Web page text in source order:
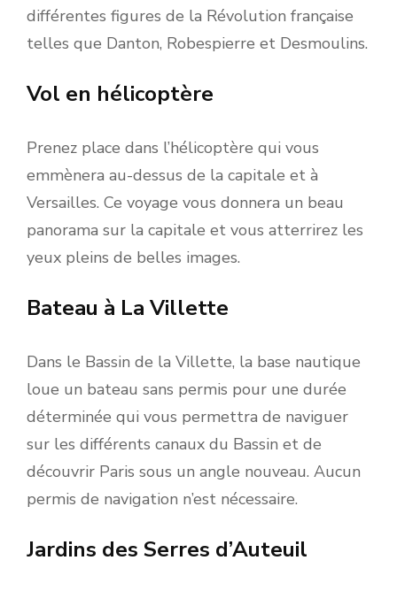
différentes figures de la Révolution française
telles que Danton, Robespierre et Desmoulins.
Vol en hélicoptère
Prenez place dans l’hélicoptère qui vous
emmènera au-dessus de la capitale et à
Versailles. Ce voyage vous donnera un beau
panorama sur la capitale et vous atterrirez les
yeux pleins de belles images.
Bateau à La Villette
Dans le Bassin de la Villette, la base nautique
loue un bateau sans permis pour une durée
déterminée qui vous permettra de naviguer
sur les différents canaux du Bassin et de
découvrir Paris sous un angle nouveau. Aucun
permis de navigation n’est nécessaire.
Jardins des Serres d’Auteuil